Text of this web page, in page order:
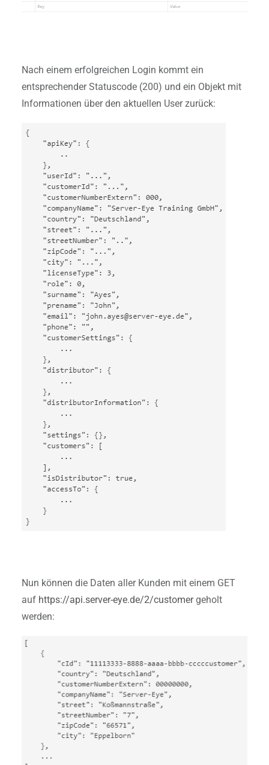
Nach einem erfolgreichen Login kommt ein
entsprechender Statuscode (200) und ein Objekt mit
Informationen über den aktuellen User zurück:
Nun können die Daten aller Kunden mit einem GET
auf https://api.server-eye.de/2/customergeholt
werden: